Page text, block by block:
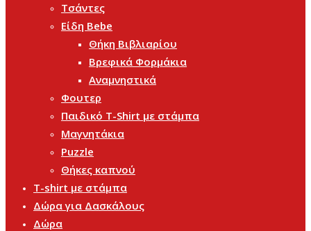
Τσάντες
Είδη Bebe
Θήκη Βιβλιαρίου
Βρεφικά Φορμάκια
Αναμνηστικά
Φουτερ
Παιδικό T-Shirt με στάμπα
Μαγνητάκια
Puzzle
Θήκες καπνού
T-shirt με στάμπα
Δώρα για Δασκάλους
Δώρα